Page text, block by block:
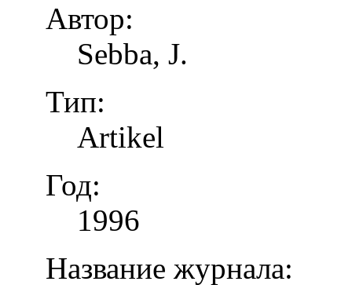
Автор:
Sebba, J.
Тип:
Artikel
Год:
1996
Название журнала: